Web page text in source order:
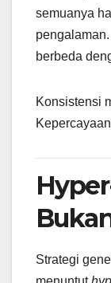
semuanya
berbeda
Konsistensi
Strategi